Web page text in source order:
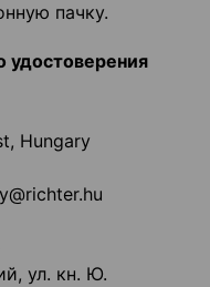
пачку.
удостоверения
Hungary
ул. кн. Ю.